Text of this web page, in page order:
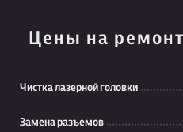
Цены на
Чистка лазерной головки
Замена разъемов